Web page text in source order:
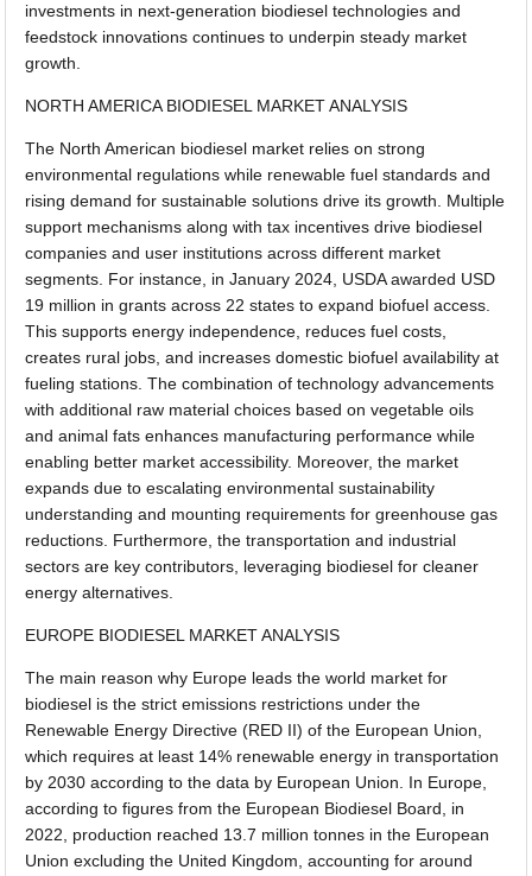
investments in next-generation biodiesel technologies and
feedstock innovations continues to underpin steady market
growth.
NORTH AMERICA BIODIESEL MARKET ANALYSIS
The North American biodiesel market relies on strong
environmental regulations while renewable fuel standards and
rising demand for sustainable solutions drive its growth. Multiple
support mechanisms along with tax incentives drive biodiesel
companies and user institutions across different market
segments. For instance, in January 2024, USDA awarded USD
19 million in grants across 22 states to expand biofuel access.
This supports energy independence, reduces fuel costs,
creates rural jobs, and increases domestic biofuel availability at
fueling stations. The combination of technology advancements
with additional raw material choices based on vegetable oils
and animal fats enhances manufacturing performance while
enabling better market accessibility. Moreover, the market
expands due to escalating environmental sustainability
understanding and mounting requirements for greenhouse gas
reductions. Furthermore, the transportation and industrial
sectors are key contributors, leveraging biodiesel for cleaner
energy alternatives.
EUROPE BIODIESEL MARKET ANALYSIS
The main reason why Europe leads the world market for
biodiesel is the strict emissions restrictions under the
Renewable Energy Directive (RED II) of the European Union,
which requires at least 14% renewable energy in transportation
by 2030 according to the data by European Union. In Europe,
according to figures from the European Biodiesel Board, in
2022, production reached 13.7 million tonnes in the European
Union excluding the United Kingdom, accounting for around